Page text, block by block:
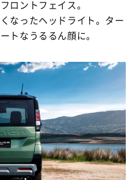
ロントフェイス。
なったヘッドライト。ター
トなうるるん顔に。